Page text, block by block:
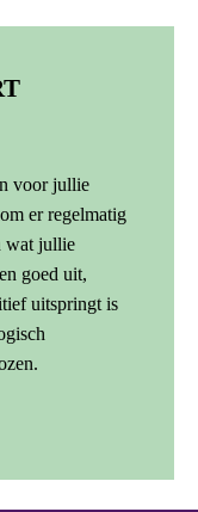
voor jullie
er regelmatig
wat jullie
goed uit,
uitspringt is